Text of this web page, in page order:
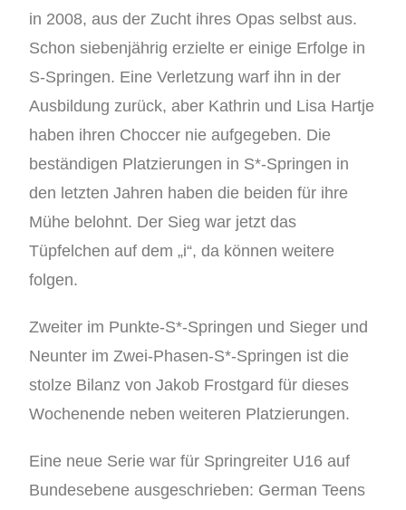
in 2008, aus der Zucht ihres Opas selbst aus.
Schon siebenjährig erzielte er einige Erfolge in
S-Springen. Eine Verletzung warf ihn in der
Ausbildung zurück, aber Kathrin und Lisa Hartje
haben ihren Choccer nie aufgegeben. Die
beständigen Platzierungen in S*-Springen in
den letzten Jahren haben die beiden für ihre
Mühe belohnt. Der Sieg war jetzt das
Tüpfelchen auf dem „i“, da können weitere
folgen.
Zweiter im Punkte-S*-Springen und Sieger und
Neunter im Zwei-Phasen-S*-Springen ist die
stolze Bilanz von Jakob Frostgard für dieses
Wochenende neben weiteren Platzierungen.
Eine neue Serie war für Springreiter U16 auf
Bundesebene ausgeschrieben: German Teens